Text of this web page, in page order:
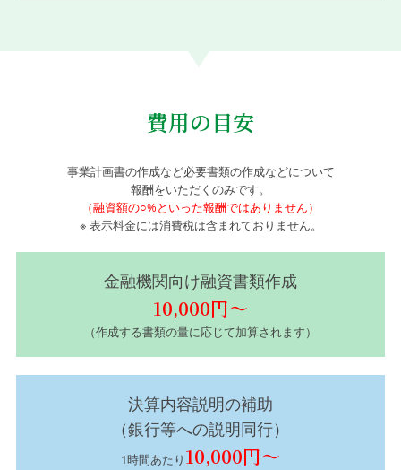
費用の目安
事業計画書の作成など必要書類の作成などについて
報酬をいただくのみです。
（融資額の○%といった報酬ではありません）
※ 表示料金には消費税は含まれておりません。
金融機関向け融資書類作成
10,000円～
（作成する書類の量に応じて加算されます）
決算内容説明の補助
（銀行等への説明同行）
1時間あたり 10,000円～